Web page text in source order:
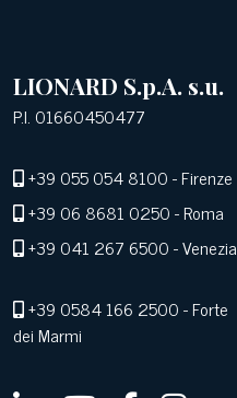
LIONARD S.p.A. s.u.
P.I. 01660450477
+39 055 054 8100- Firenze
+39 06 8681 0250- Roma
+39 041 267 6500- Venezia
+39 0584 166 2500- Forte
dei Marmi